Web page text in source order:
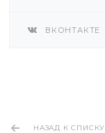
ВКОНТАКТЕ
НАЗАД К СПИСКУ